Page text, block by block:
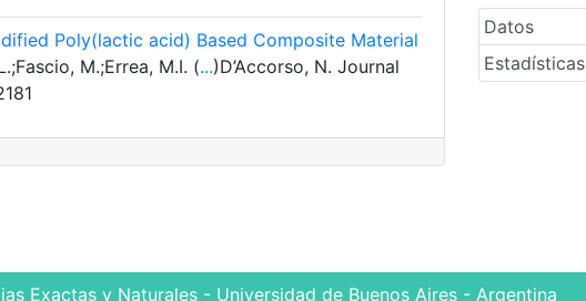
Datos
Estadísticas
Poly(lactic acid) Based Composite Material
M.;Errea, M.I. (...)D’Accorso, N. Journal
Exactas y Naturales - Universidad de Buenos Aires - Argentina